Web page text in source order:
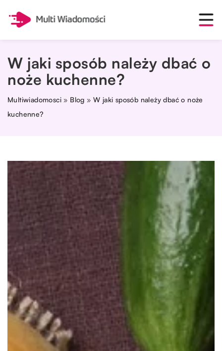
W jaki sposób należy dbać o
noże kuchenne?
Multiwiadomosci » Blog »W jaki sposób należy dbać o noże
kuchenne?